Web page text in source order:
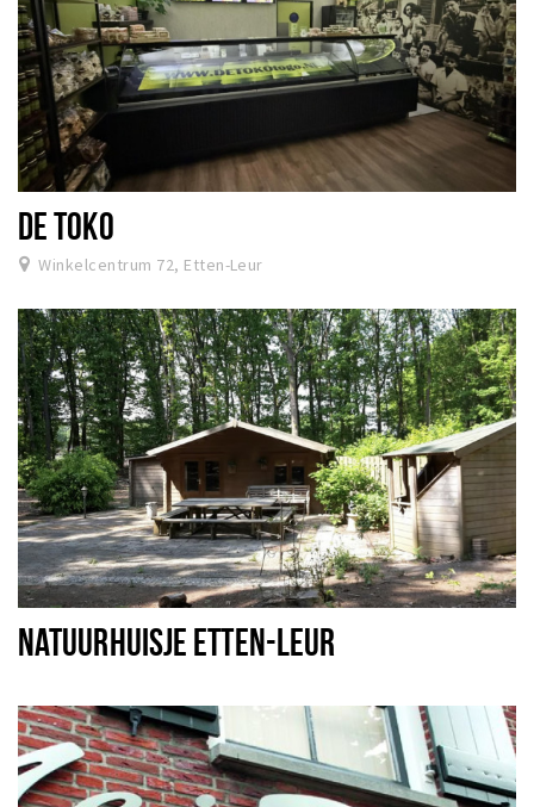
DE TOKO
Winkelcentrum 72, Etten-Leur
NATUURHUISJE ETTEN-LEUR